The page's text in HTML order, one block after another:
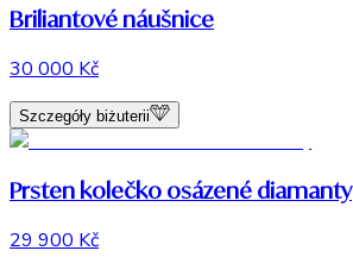
Briliantové náušnice
30 000 Kč
Szczegóły biżuterii
Prsten kolečko osázené diamanty
29 900 Kč